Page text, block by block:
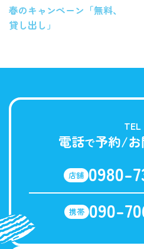
春のキャンペーン「無料、
貸し出し」
TEL
電話で予約/お
店舗 0980-
携帯 090-